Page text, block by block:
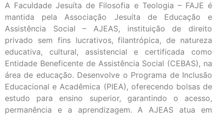
A Faculdade Jesuíta de Filosofia e Teologia – FAJE é
mantida pela Associação Jesuíta de Educação e
Assistência Social – AJEAS, instituição de direito
privado sem fins lucrativos, filantrópica, de natureza
educativa, cultural, assistencial e certificada como
Entidade Beneficente de Assistência Social (CEBAS), na
área de educação. Desenvolve o Programa de Inclusão
Educacional e Acadêmica (PIEA), oferecendo bolsas de
estudo para ensino superior, garantindo o acesso,
permanência e a aprendizagem. A AJEAS atua em